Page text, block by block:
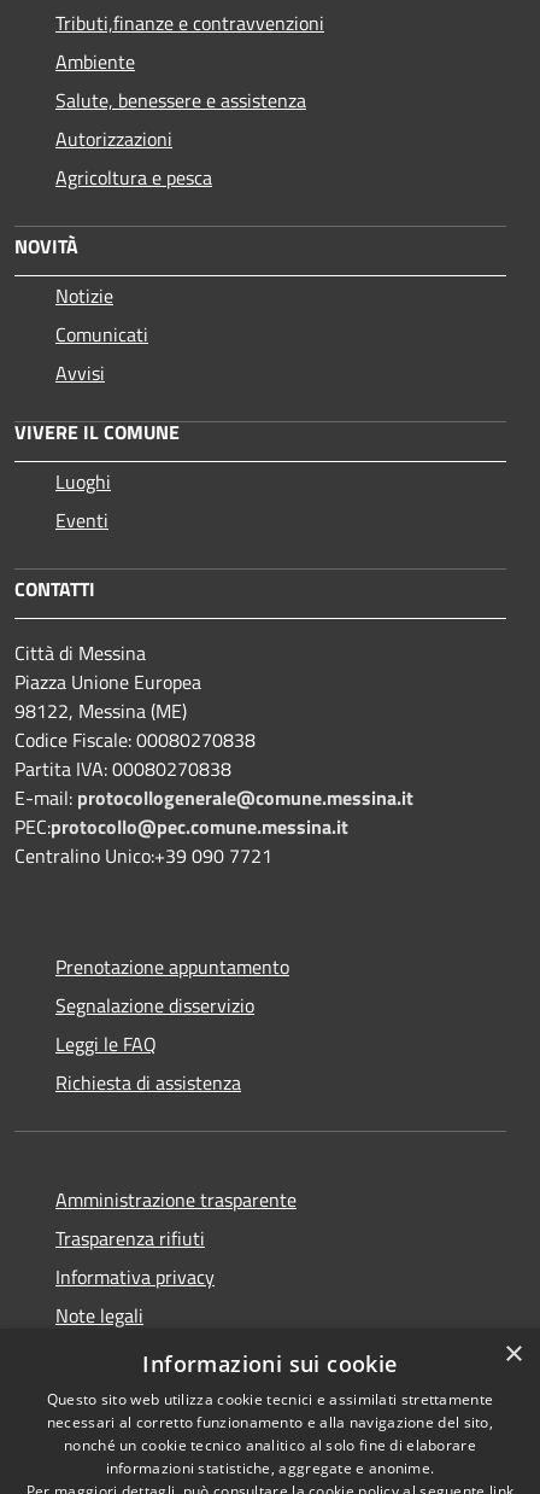
Tributi,finanze e contravvenzioni
Ambiente
Salute, benessere e assistenza
Autorizzazioni
Agricoltura e pesca
NOVITÀ
Notizie
Comunicati
Avvisi
VIVERE IL COMUNE
Luoghi
Eventi
CONTATTI
Città di Messina
Piazza Unione Europea
98122, Messina (ME)
Codice Fiscale: 00080270838
Partita IVA: 00080270838
E-mail: protocollogenerale@comune.messina.it
PEC:protocollo@pec.comune.messina.it
Centralino Unico:+39 090 7721
Prenotazione appuntamento
Segnalazione disservizio
Leggi le FAQ
Richiesta di assistenza
Amministrazione trasparente
Trasparenza rifiuti
Informativa privacy
Note legali
Dichiarazione di accessibilità
Copyright © 2026 • Città di
×
Informazioni sui cookie
Questo sito web utilizza cookie tecnici e assimilati strettamente
necessari al corretto funzionamento e alla navigazione del sito,
nonché un cookie tecnico analitico al solo fine di elaborare
informazioni statistiche, aggregate e anonime.